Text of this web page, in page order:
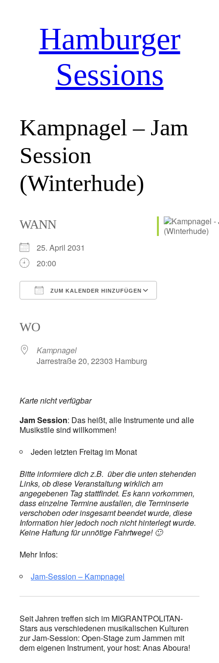
Hamburger
Sessions
Kampnagel – Jam
Session
(Winterhude)
WANN
25. April 2031
20:00
ZUM KALENDER HINZUFÜGEN
WO
Kampnagel
Jarrestraße 20, 22303 Hamburg
Karte nicht verfügbar
Jam Session: Das heißt, alle Instrumente und alle
Musikstile sind willkommen!
Jeden letzten Freitag im Monat
Bitte informiere dich z.B. über die unten stehenden
Links, ob diese Veranstaltung wirklich am
angegebenen Tag stattfindet. Es kann vorkommen,
dass einzelne Termine ausfallen, die Terminserie
verschoben oder insgesamt beendet wurde, diese
Information hier jedoch noch nicht hinterlegt wurde.
Keine Haftung für unnötige Fahrtwege! 🙂
Mehr Infos:
Jam-Session – Kampnagel
Seit Jahren treffen sich im MIGRANTPOLITAN-
Stars aus verschiedenen musikalischen Kulturen
zur Jam-Session: Open-Stage zum Jammen mit
dem eigenen Instrument, your host: Anas Aboura!